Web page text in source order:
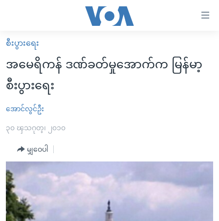
လွယ်ကူ
စေ
သည့်
Link
များ
ပင်မ
ကျော်
ကြည့်
ရန်
ပင်မ
မူလစာမျက်နှာ
မြန်မာ
ကမ္ဘာ့သတင်းများ
နိုင်ငံတကာ
အစ္စရေး-ပါလက်စတိုင်း
ဗွီဒီယို
အင်္ဂလိပ်စာလေ့လာမယ်
အမေရိကန်သုံးအီဒီယံ
မကြေးမုံရဲ့ အင်္ဂလိပ်စာ
ရုပ်ရှင်ထဲက အင်္ဂလိပ်စာ
အပတ်စဉ်ကဏ္ဍများ
ရေဒီယို
တီဗွီ
ရေဒီယိုနှင့်ရုပ်သံ အချက်အလက်များ
ရေဒီယို/တီဗွီအစီအစဉ်
စီးပွားရေး
အမေရိကန် ဒဏ်ခတ်မှုအောက်က မြန်မာ့
စီးပွားရေး
အောင်လွင်ဦး
၃၀ ၾသဂုတ္၊ ၂၀၁၀
မျှဝေပါ